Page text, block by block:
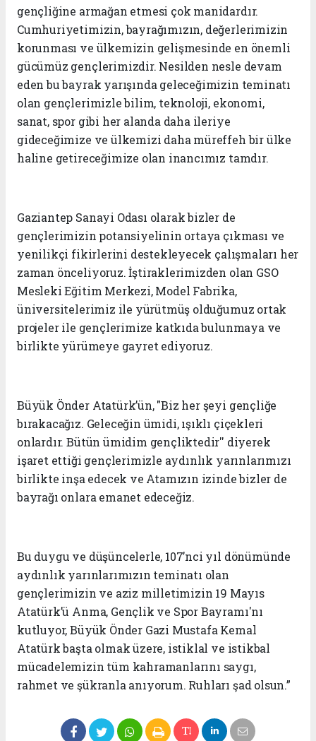
gençliğine armağan etmesi çok manidardır.
Cumhuriyetimizin, bayrağımızın, değerlerimizin
korunması ve ülkemizin gelişmesinde en önemli
gücümüz gençlerimizdir. Nesilden nesle devam
eden bu bayrak yarışında geleceğimizin teminatı
olan gençlerimizle bilim, teknoloji, ekonomi,
sanat, spor gibi her alanda daha ileriye
gideceğimize ve ülkemizi daha müreffeh bir ülke
haline getireceğimize olan inancımız tamdır.
Gaziantep Sanayi Odası olarak bizler de
gençlerimizin potansiyelinin ortaya çıkması ve
yenilikçi fikirlerini destekleyecek çalışmaları her
zaman önceliyoruz. İştiraklerimizden olan GSO
Mesleki Eğitim Merkezi, Model Fabrika,
üniversitelerimiz ile yürütmüş olduğumuz ortak
projeler ile gençlerimize katkıda bulunmaya ve
birlikte yürümeye gayret ediyoruz.
Büyük Önder Atatürk’ün, "Biz her şeyi gençliğe
bırakacağız. Geleceğin ümidi, ışıklı çiçekleri
onlardır. Bütün ümidim gençliktedir'' diyerek
işaret ettiği gençlerimizle aydınlık yarınlarımızı
birlikte inşa edecek ve Atamızın izinde bizler de
bayrağı onlara emanet edeceğiz.
Bu duygu ve düşüncelerle, 107’nci yıl dönümünde
aydınlık yarınlarımızın teminatı olan
gençlerimizin ve aziz milletimizin 19 Mayıs
Atatürk’ü Anma, Gençlik ve Spor Bayramı'nı
kutluyor, Büyük Önder Gazi Mustafa Kemal
Atatürk başta olmak üzere, istiklal ve istikbal
mücadelemizin tüm kahramanlarını saygı,
rahmet ve şükranla anıyorum. Ruhları şad olsun.”